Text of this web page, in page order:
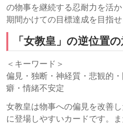
の物事を継続する忍耐力を活
期間かけての目標達成を目指せ
「女教皇」の逆位置
＜キーワード＞
偏見・独断・神経質・悲観的
癖・情緒不安定
女教皇は物事への偏見を改善
に登場しやすいカードです。